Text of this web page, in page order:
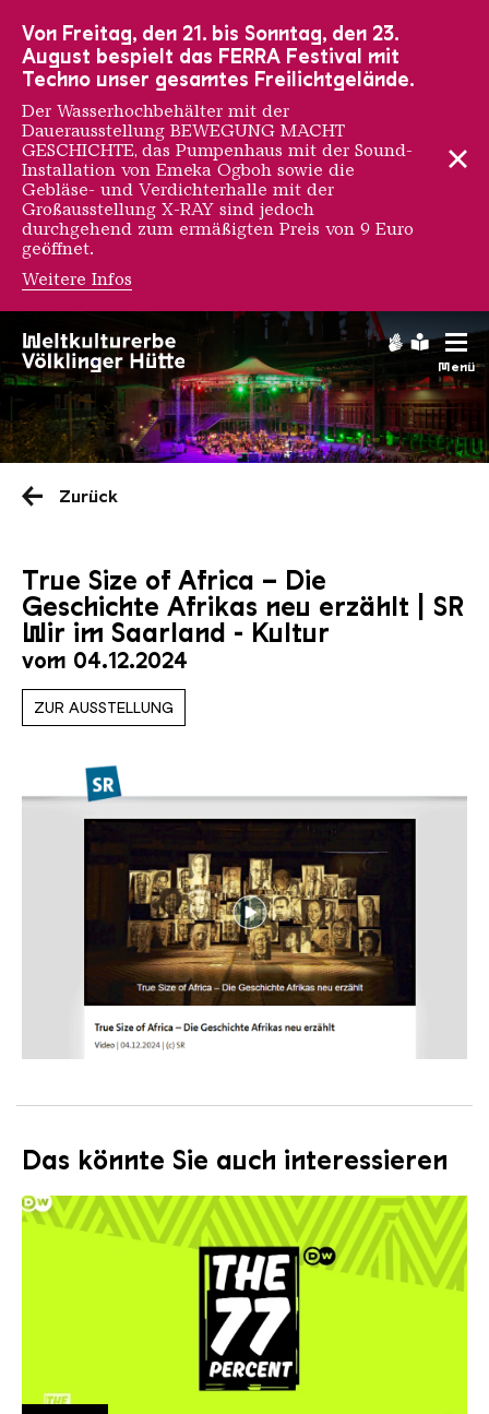
Menü
Saarländischen
Zurück
True Size of Africa – Die
Geschichte Afrikas neu erzählt | SR
Wir im Saarland - Kultur
vom 04.12.2024
ZUR AUSSTELLUNG
Das könnte Sie auch interessieren
Von Freitag, den 21. bis Sonntag, den 23.
August bespielt das FERRA Festival mit
Techno unser gesamtes Freilichtgelände.
Der Wasserhochbehälter mit der
Dauerausstellung BEWEGUNG MACHT
GESCHICHTE, das Pumpenhaus mit der Sound-
Installation von Emeka Ogboh sowie die
Gebläse- und Verdichterhalle mit der
Großausstellung X-RAY sind jedoch
durchgehend zum ermäßigten Preis von 9 Euro
geöffnet.
Weitere Infos